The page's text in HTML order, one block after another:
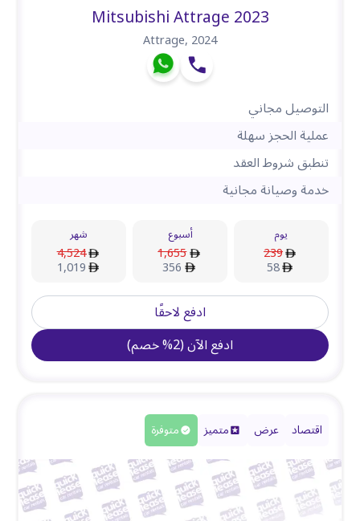
Mitsubishi Attrage 2023
Attrage,2024
التوصيل مجاني
عملية الحجز سهلة
تنطبق شروط العقد
خدمة وصيانة مجانية
يوم
239
58
أسبوع
1,655
356
شهر
4,524
1,019
ادفع لاحقًا
ادفع الآن(
2
%خصم)
اقتصاد عرض متميز متوفرة